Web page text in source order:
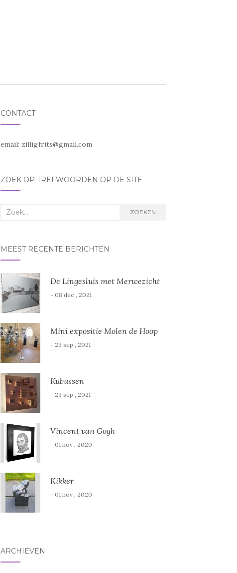
CONTACT
email: zilligfrits@gmail.com
ZOEK OP TREFWOORDEN OP DE SITE
Zoek
ZOEKEN
MEEST RECENTE BERICHTEN
De Lingesluis met Merwezicht
- 08 dec , 2021
Mini expositie Molen de Hoop
- 23 sep , 2021
Kubussen
- 23 sep , 2021
Vincent van Gogh
- 01 nov , 2020
Kikker
- 01 nov , 2020
ARCHIEVEN